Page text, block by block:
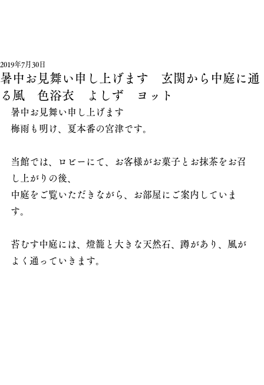
暑中お見舞い申し上げます 玄関から中庭に通
る風 色浴衣 よしず ヨット
2019年7月30日
暑中お見舞い申し上げます
梅雨も明け、夏本番の宮津です。
当館では、ロビーにて、お客様がお菓子とお抹茶をお召
し上がりの後、
中庭をご覧いただきながら、お部屋にご案内していま
す。
苔むす中庭には、燈籠と大きな天然石、蹲があり、風が
よく通っていきます。